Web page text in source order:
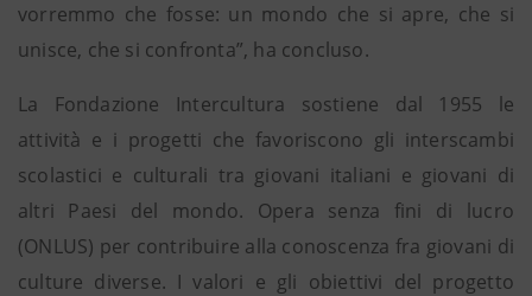
vorremmo che fosse: un mondo che si apre, che si
unisce, che si confronta”, ha concluso.
La Fondazione Intercultura sostiene dal 1955 le
attività e i progetti che favoriscono gli interscambi
scolastici e culturali tra giovani italiani e giovani di
altri Paesi del mondo. Opera senza fini di lucro
(ONLUS) per contribuire alla conoscenza fra giovani di
culture diverse. I valori e gli obiettivi del progetto